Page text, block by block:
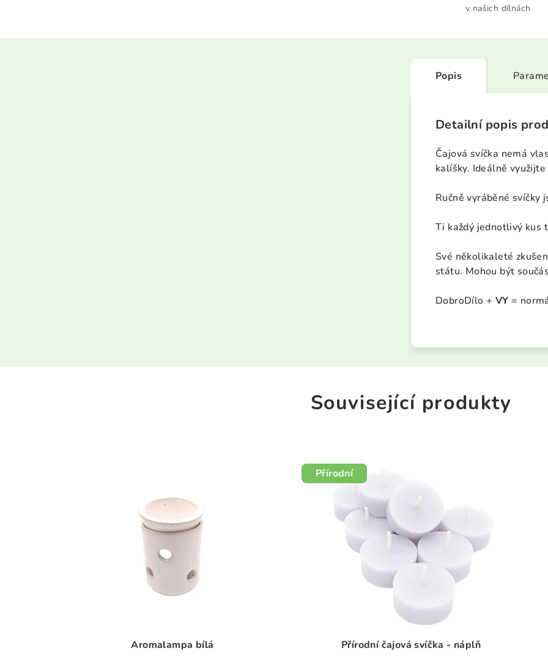
v našich dílnách
Popis
Detailní popis
Čajová svíčka nemá
kalíšky. Ideálně
Ručně vyráběné
Ti každý jednotlivý kus
Své několikaleté
státu. Mohou být
DobroDílo + VY =
Související produkty
Aromalampa bílá
Přírodní
Přírodní čajová svíčka - náplň